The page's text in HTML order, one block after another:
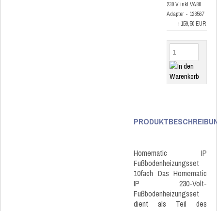
230 V inkl.VA80
Adapter - 128567
+159,50 EUR
Homematic IP
Fußbodenheizungsset
10fach Das Homematic
IP 230-Volt-
Fußbodenheizungsset
dient als Teil des